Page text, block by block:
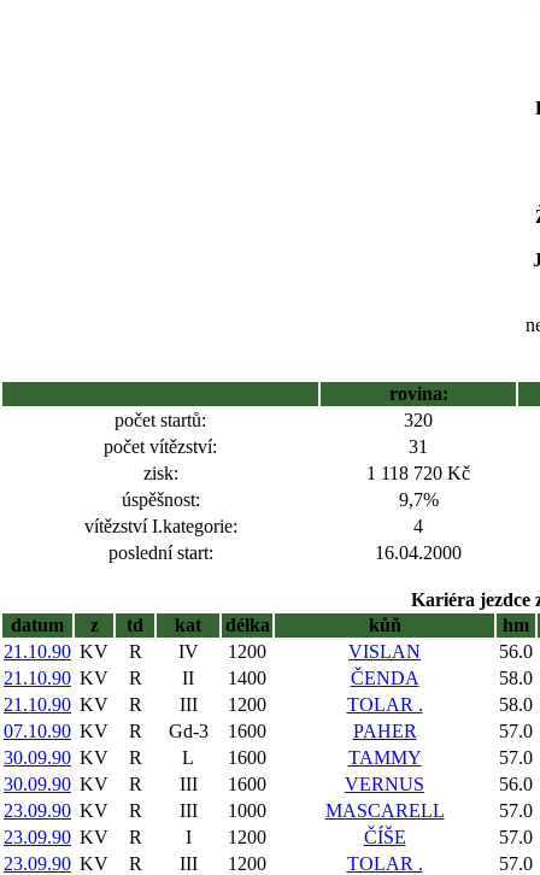
rovina:
počet startů:
320
počet vítězství:
31
zisk:
1 118 720 Kč
úspěšnost:
9,7%
vítězství I.kategorie:
4
poslední start:
16.04.2000
Kariéra jezdce
datum
z td kat délka kůň
hm
21.10.90 KV R IV 1200 VISLAN
56.0
21.10.90 KV R II 1400 ČENDA
58.0
21.10.90 KV R III 1200 TOLAR .
58.0
07.10.90 KV R Gd-3 1600 PAHER
57.0
30.09.90 KV R L 1600 TAMMY
57.0
30.09.90 KV R III 1600 VERNUS
56.0
23.09.90 KV R III 1000 MASCARELL
57.0
23.09.90 KV R I 1200 ČÍŠE
57.0
23.09.90 KV R III 1200 TOLAR .
57.0